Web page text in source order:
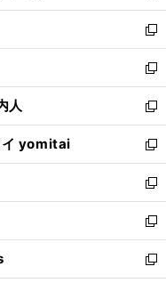
開
く
ウ
で
開
く
ン
ド
ウ
で
開
く
し
い
ウ
ィ
ン
ド
ウ
で
開
く
新
し
い
ウ
ィ
ン
ド
ウ
で
開
く
新
し
い
ウ
ィ
ン
ド
ウ
で
開
く
人
新
し
い
ウ
ィ
ン
ド
ウ
で
開
イ yomitai
新
し
い
ウ
ィ
ン
ド
ウ
新
し
い
ウ
ィ
ン
新
し
い
ウ
新
し